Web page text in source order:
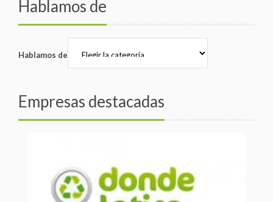
Hablamos de
Hablamos de
Empresas destacadas